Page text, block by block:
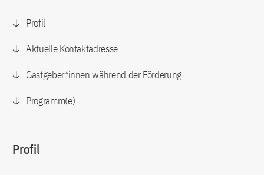
Profil
Aktuelle Kontaktadresse
Gastgeber*innen während der Förderung
Programm(e)
Profil